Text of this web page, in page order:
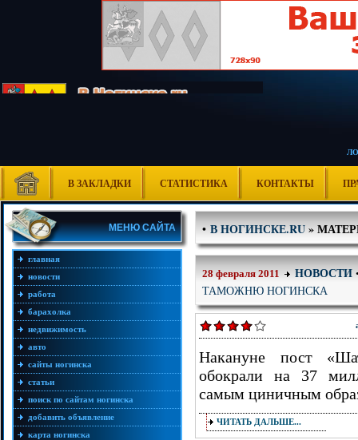
В ЗАКЛАДКИ СТАТИСТИКА КОНТАКТЫ
МЕНЮ САЙТА
главная
новости
работа
барахолка
недвижимость
авто
сайты ногинска
статьи
поиск по сайтам ногинска
добавить объявление
карта ногинска
•В НОГИНСКЕ.RU»
28 февраля 2011 НОВОСТИ
ТАМОЖНЮ НОГИНСКА
Накануне пост
обокрали на 37
самым циничным
ЧИТАТЬ ДАЛЬШЕ...